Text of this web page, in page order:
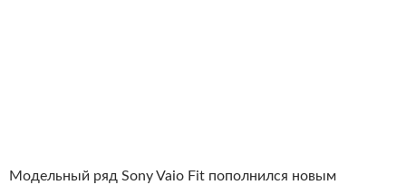
Модельный ряд Sony Vaio Fit пополнился новым